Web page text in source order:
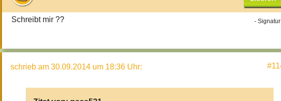
-
Schreibt mir ??
schrieb am 30.09.2014 um 18:36 Uhr: